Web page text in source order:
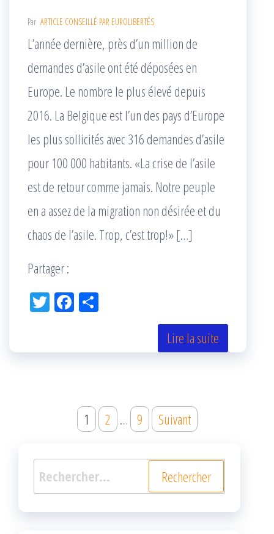
Par ARTICLE CONSEILLÉ PAR EUROLIBERTÉS
L’année dernière, près d’un million de
demandes d’asile ont été déposées en
Europe. Le nombre le plus élevé depuis
2016. La Belgique est l’un des pays d’Europe
les plus sollicités avec 316 demandes d’asile
pour 100 000 habitants. «La crise de l’asile
est de retour comme jamais. Notre peuple
en a assez de la migration non désirée et du
chaos de l’asile. Trop, c’est trop!» […]
Partager :
Tw Fac
k r
Lire la suite
Navigation
articles
1 2 … 9 Suivant
Rechercher :